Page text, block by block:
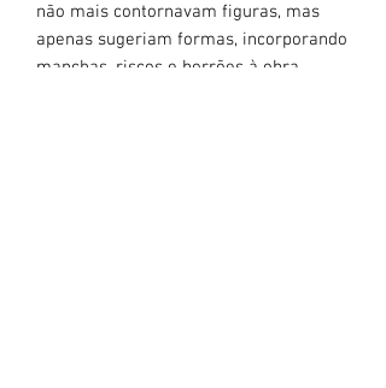
não mais contornavam figuras, mas
apenas sugeriam formas, incorporando
manchas, riscos e borrões à obra.